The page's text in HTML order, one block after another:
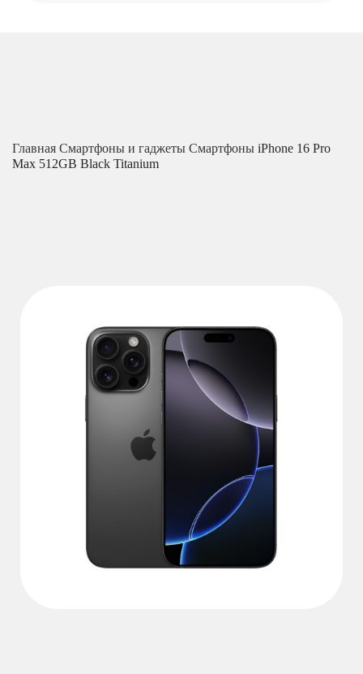
Главная Смартфоны и гаджеты Смартфоны iPhone 16 Pro
Max 512GB Black Titanium